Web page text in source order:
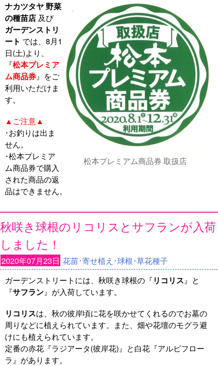
松本プレミアム商品券 取扱店
ナカツタヤ野菜
の種苗店 及び
ガーデンストリ
ート では、8月1
日(土)より、
『松本プレミア
ム商品券』をご
利用いただけま
す。
▲ご注意▲
･お釣りは出ま
せん。
･松本プレミア
ム商品券で購入
された商品の返
品はできません。
秋咲き球根のリコリスとサフランが入荷
しました！
2020年07月23日 花苗･寄せ植え･球根･草花種子
ガーデンストリートには、秋咲き球根の『リコリス』と
『サフラン』が入荷しています。
リコリスは、秋の彼岸頃に花を咲かせてくれるのでお墓の
周りなどに植えられています。また、畑や花壇のモグラ避
けにも植えられています。
定番の赤花『ラジアータ(彼岸花)』と白花『アルビフロー
ラ』があります。